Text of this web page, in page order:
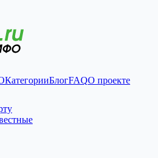
КатегорииБлогFAQО проекте